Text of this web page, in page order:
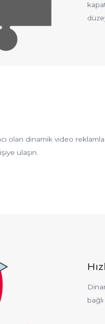
olan dinamik video
ulaşın.